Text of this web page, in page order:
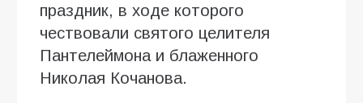
праздник, в ходе которого
чествовали святого целителя
Пантелеймона и блаженного
Николая Кочанова.